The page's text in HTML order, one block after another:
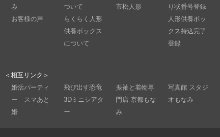
み
お客様の声
ついて
らくらく人形
供養ボックス
について
市松人形
り状番号登録
人形供養ボッ
クス持込完了
登録
＜相互リンク＞
婚活パーティ
ー スマあと
婚
飛び出す恐竜
3Dミニシアタ
ー
振袖と着物専
門店 京都もな
み
写真館 スタジ
オもなみ